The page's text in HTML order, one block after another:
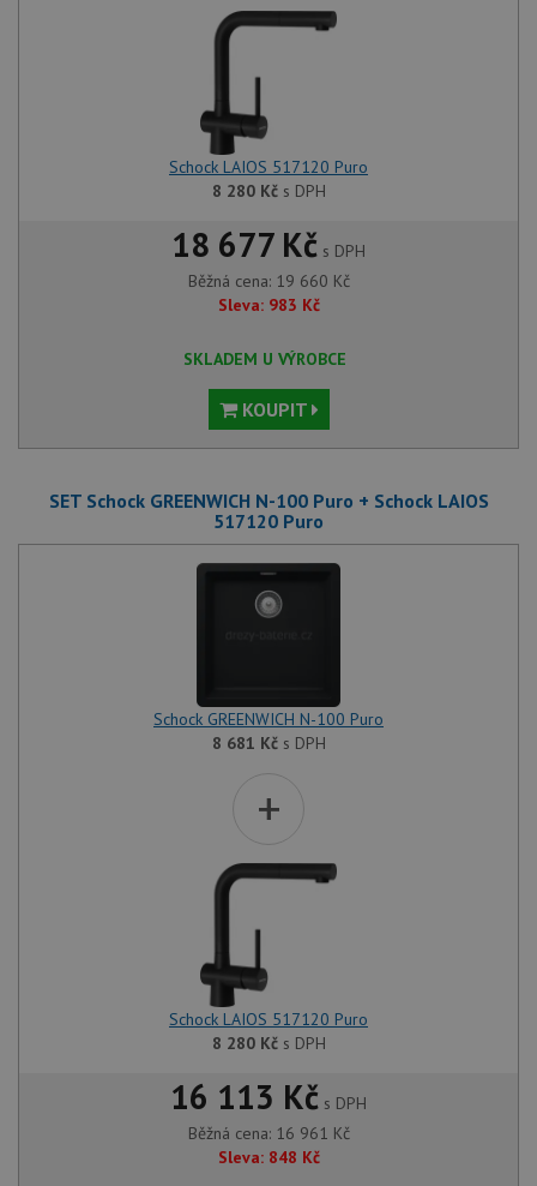
Schock LAIOS 517120 Puro
8 280 Kčs DPH
18 677 Kč s DPH
Běžná cena: 19 660 Kč
Sleva: 983 Kč
SKLADEM U VÝROBCE
KOUPIT
SET Schock GREENWICH N-100 Puro + Schock LAIOS
517120 Puro
Schock GREENWICH N-100 Puro
8 681 Kčs DPH
+
Schock LAIOS 517120 Puro
8 280 Kčs DPH
16 113 Kč s DPH
Běžná cena: 16 961 Kč
Sleva: 848 Kč